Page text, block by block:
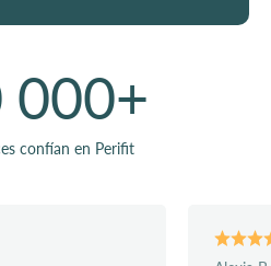
000+
confían en Perifit